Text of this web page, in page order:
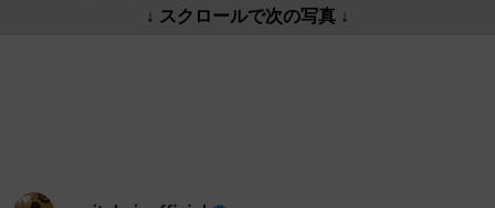
↓ スクロールで次の写真 ↓